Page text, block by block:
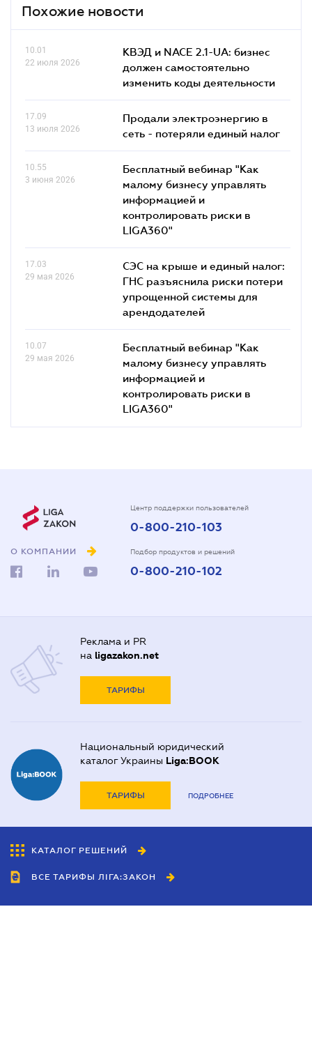
Похожие новости
10.01
22 июля 2026
КВЭД и NACE 2.1-UA: бизнес
должен самостоятельно
изменить коды деятельности
17.09
13 июля 2026
Продали электроэнергию в
сеть - потеряли единый налог
10.55
3 июня 2026
Бесплатный вебинар "Как
малому бизнесу управлять
информацией и
контролировать риски в
LIGA360"
17.03
29 мая 2026
СЭС на крыше и единый налог:
ГНС разъяснила риски потери
упрощенной системы для
арендодателей
10.07
29 мая 2026
Бесплатный вебинар "Как
малому бизнесу управлять
информацией и
контролировать риски в
LIGA360"
О КОМПАНИИ
Центр поддержки пользователей
0-800-210-103
Подбор продуктов и решений
0-800-210-102
Реклама и PR
на ligazakon.net
ТАРИФЫ
Национальный юридический
каталог Украины Liga:BOOK
ТАРИФЫ ПОДРОБНЕЕ
КАТАЛОГ РЕШЕНИЙ
ВСЕ ТАРИФЫ ЛІГА:ЗАКОН